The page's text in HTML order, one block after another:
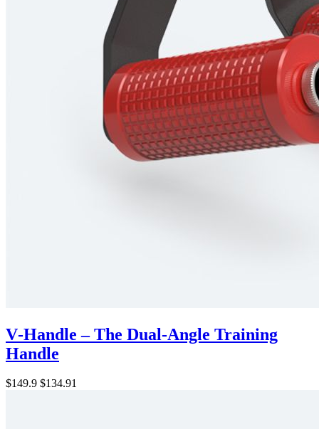
V‑Handle – The Dual-Angle Training
Handle
$149.9 $134.91